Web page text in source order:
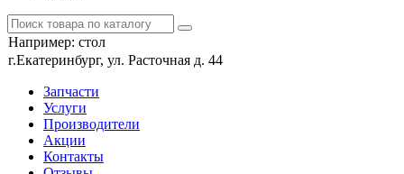
Например: стол
г.Екатеринбург, ул. Расточная д. 44
Запчасти
Услуги
Производители
Акции
Контакты